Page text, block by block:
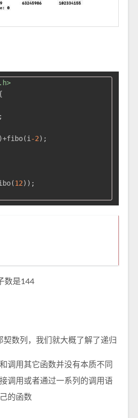
;
)+fibo(i -2);
12));
数是144
契数列，我们就大概了解了递归
调用其它函数并没有本质不同
调用或者通过一系列的调用语
的函数